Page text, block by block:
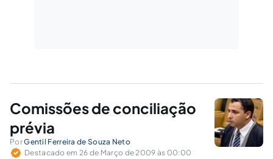
Comissões de conciliação
prévia
PorGentil Ferreira de Souza Neto
Destacado em 26 de Março de 2009 às 00:00